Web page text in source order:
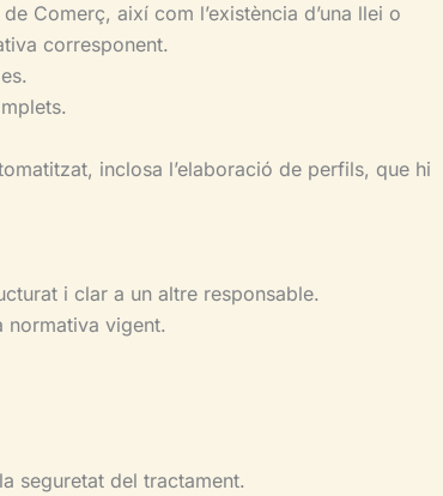
Comerç, així com l’existència d’una llei o
corresponent.
inclosa l’elaboració de perfils, que hi
i clar a un altre responsable.
normativa vigent.
seguretat del tractament.